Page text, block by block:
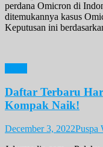
perdana Omicron di
ditemukannya kasus
Keputusan ini
Daftar Terbaru
Kompak Naik!
December 3, 2022Puspa